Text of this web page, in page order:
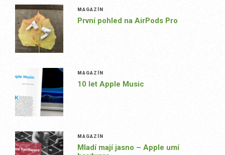
MAGAZÍN
První pohled na AirPods Pro
MAGAZÍN
10 let Apple Music
MAGAZÍN
Mladí mají jasno – Apple umí